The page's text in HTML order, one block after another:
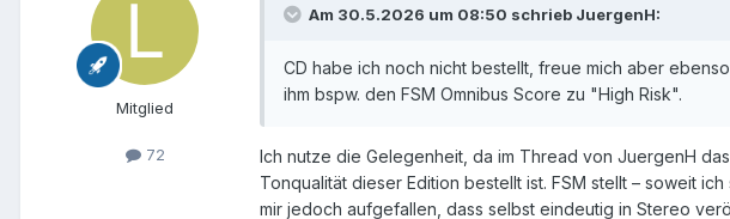
Mitglied
72
Am 30.5.2026 um 08:50 schrieb JuergenH:
CD habe ich noch nicht bestellt, freue mich aber
ihm bspw. den FSM Omnibus Score zu "High Risk".
Ich nutze die Gelegenheit, da im Thread von JuergenH das
Tonqualität dieser Edition bestellt ist. FSM stellt – soweit
mir jedoch aufgefallen, dass selbst eindeutig in Stereo